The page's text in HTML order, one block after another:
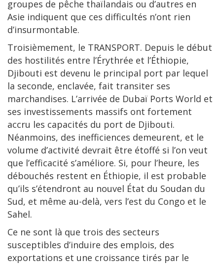
groupes de pêche thaïlandais ou d’autres en
Asie indiquent que ces difficultés n’ont rien
d’insurmontable.
Troisièmement, le TRANSPORT. Depuis le début
des hostilités entre l’Érythrée et l’Éthiopie,
Djibouti est devenu le principal port par lequel
la seconde, enclavée, fait transiter ses
marchandises. L’arrivée de Dubaï Ports World et
ses investissements massifs ont fortement
accru les capacités du port de Djibouti.
Néanmoins, des inefficiences demeurent, et le
volume d’activité devrait être étoffé si l’on veut
que l’efficacité s’améliore. Si, pour l’heure, les
débouchés restent en Éthiopie, il est probable
qu’ils s’étendront au nouvel État du Soudan du
Sud, et même au-delà, vers l’est du Congo et le
Sahel.
Ce ne sont là que trois des secteurs
susceptibles d’induire des emplois, des
exportations et une croissance tirés par le